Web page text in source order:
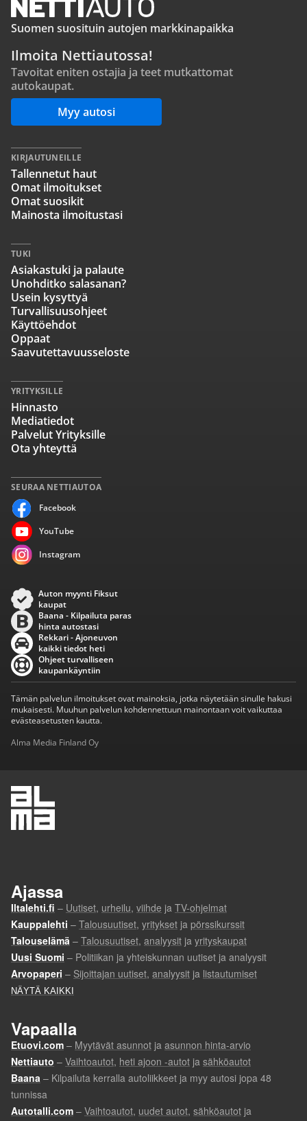
Suomen suosituin autojen markkinapaikka
Ilmoita Nettiautossa!
Tavoitat eniten ostajia ja teet mutkattomat
autokaupat.
Myy autosi
SEURAA NETTIAUTOA
Facebook
YouTube
Instagram
KIRJAUTUNEILLE
Tallennetut haut
Omat ilmoitukset
Omat suosikit
Mainosta ilmoitustasi
TUKI
Asiakastuki ja palaute
Unohditko salasanan?
Usein kysyttyä
Turvallisuusohjeet
Käyttöehdot
Oppaat
Saavutettavuusseloste
YRITYKSILLE
Hinnasto
Mediatiedot
Palvelut Yrityksille
Ota yhteyttä
Auton myynti Fiksut
kaupat
Baana - Kilpailuta paras
hinta autostasi
Rekkari - Ajoneuvon
kaikki tiedot heti
Ohjeet turvalliseen
kaupankäyntiin
Tämän palvelun ilmoitukset ovat mainoksia, jotka näytetään sinulle hakusi
mukaisesti. Muuhun palvelun kohdennettuun mainontaan voit vaikuttaa
evästeasetusten kautta.
Alma Media Finland Oy